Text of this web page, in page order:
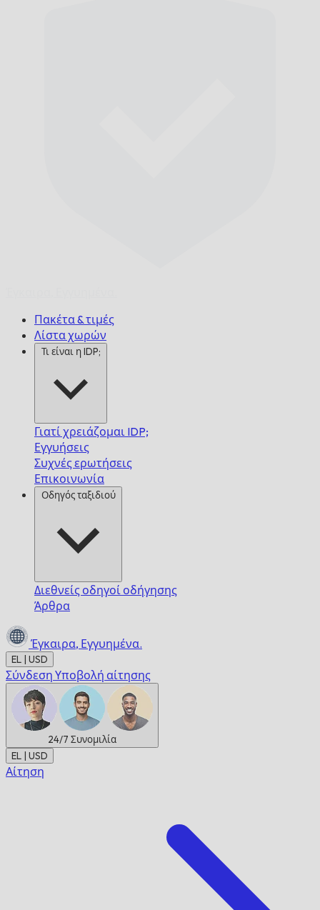
Πακέτα & τιμές
Λίστα χωρών
Τι είναι η IDP;
Γιατί χρειάζομαι IDP;
Εγγυήσεις
Συχνές ερωτήσεις
Επικοινωνία
Οδηγός ταξιδιού
Διεθνείς οδηγοί οδήγησης
Άρθρα
Έγκαιρα, Εγγυημένα.
EL | USD
Σύνδεση Υποβολή αίτησης
24/7 Συνομιλία
EL | USD
Αίτηση